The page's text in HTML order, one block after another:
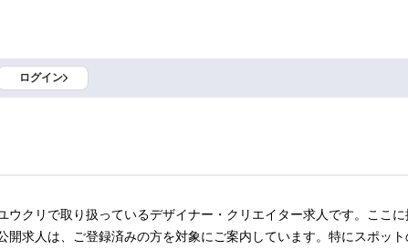
ログイン
ウクリで取り扱っているデザイナー・クリエイター求人です。ここ
開求人は、ご登録済みの方を対象にご案内しています。特にスポッ